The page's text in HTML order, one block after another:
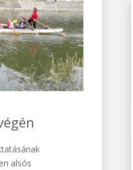
alsós